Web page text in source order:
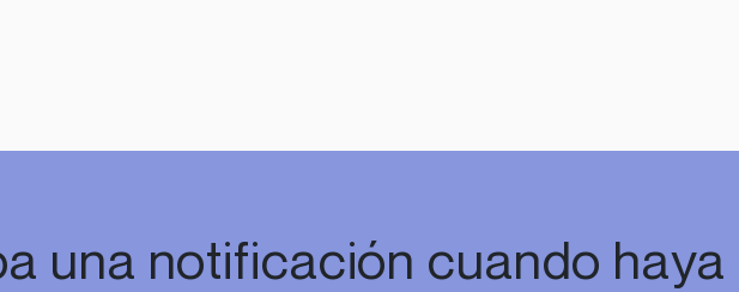
una notificación cuando haya